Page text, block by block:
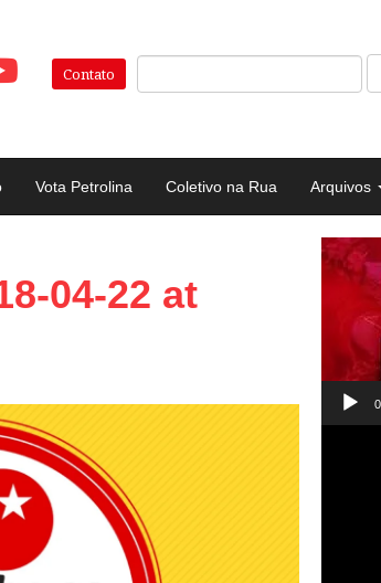
Contato
Vota Petrolina Coletivo na Rua Arquivos
04-22 at
vídeo